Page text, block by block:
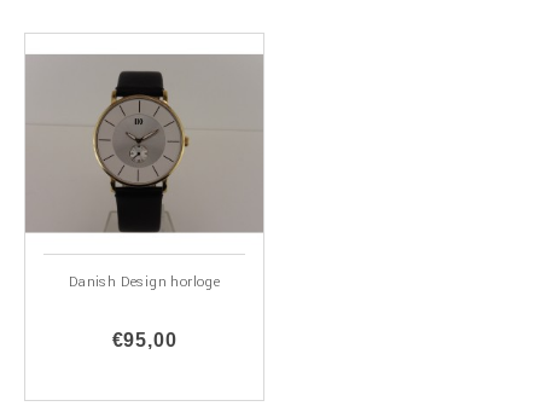
Danish Design horloge
€95,00